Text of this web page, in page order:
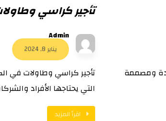
ومصممة
تأجير كراسي وطاولات
Admin
يناير 8, 2024
تأجير كراسي وطاولات في
التي يحتاجها الأفراد
اقرأ المزيد